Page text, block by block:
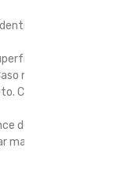
e
da
necessário,
Cuidado para não
de crianças. Em
manchas